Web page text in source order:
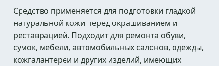
Средство применяется для подготовки гладкой
натуральной кожи перед окрашиванием и
реставрацией. Подходит для ремонта обуви,
сумок, мебели, автомобильных салонов, одежды,
кожгалантереи и других изделий, имеющих